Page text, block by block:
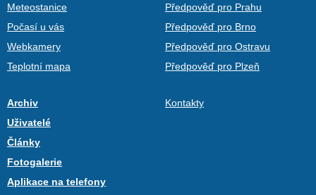
Meteostanice
Počasí u vás
Webkamery
Teplotní mapa
Předpověď pro Prahu
Předpověď pro Brno
Předpověď pro Ostravu
Předpověď pro Plzeň
Archiv
Uživatelé
Články
Fotogalerie
Aplikace na telefony
Kontakty